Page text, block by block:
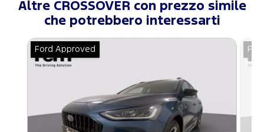
Altre CROSSOVER con prezzo simile
che potrebbero interessarti
Ford Approved